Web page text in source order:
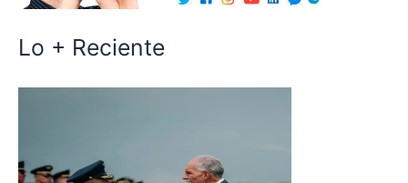
Lo + Reciente